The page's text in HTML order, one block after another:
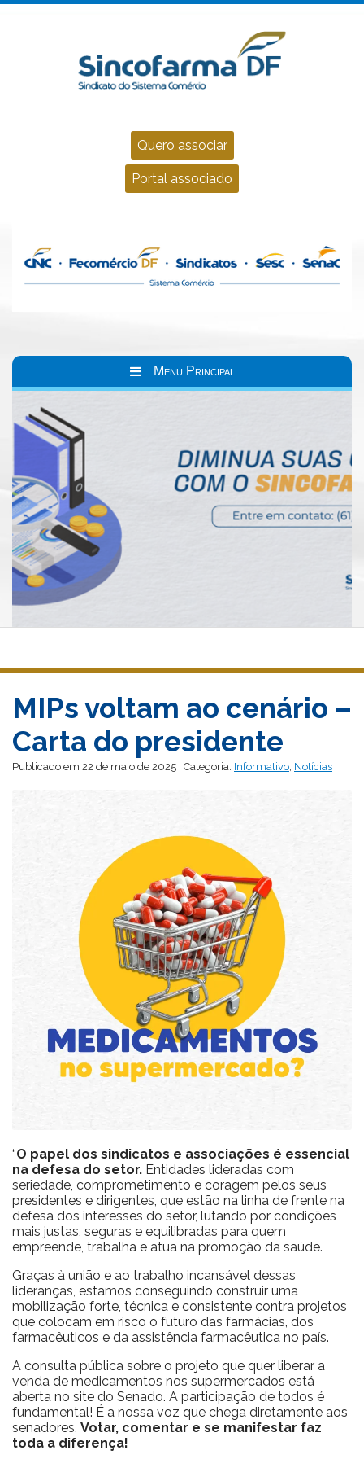
Quero associar
Portal associado
Menu Principal
MIPs voltam ao cenário –
Carta do presidente
Publicado em 22 de maio de 2025 | Categoria: Informativo, Notícias
“O papel dos sindicatos e associações é essencial
na defesa do setor. Entidades lideradas com
seriedade, comprometimento e coragem pelos seus
presidentes e dirigentes, que estão na linha de frente na
defesa dos interesses do setor, lutando por condições
mais justas, seguras e equilibradas para quem
empreende, trabalha e atua na promoção da saúde.
Graças à união e ao trabalho incansável dessas
lideranças, estamos conseguindo construir uma
mobilização forte, técnica e consistente contra projetos
que colocam em risco o futuro das farmácias, dos
farmacêuticos e da assistência farmacêutica no país.
A consulta pública sobre o projeto que quer liberar a
venda de medicamentos nos supermercados está
aberta no site do Senado. A participação de todos é
fundamental! É a nossa voz que chega diretamente aos
senadores. Votar, comentar e se manifestar faz
toda a diferença!